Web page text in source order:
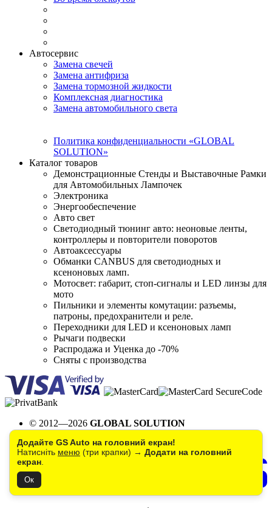
Додайте GS Auto на головний екран!
Натисніть меню (три крапки) → Додати на головний
екран
Ок
Автосервис
Замена свечей
Замена антифриза
Замена тормозной жидкости
Комплексная диагностика
Замена автомобильного света
Политика конфиденциальности «GLOBAL
SOLUTION»
Каталог товаров
Демонстрационные Стенды и Выставочные Рамки
для Автомобильных Лампочек
Электроника
Энергообеспечение
Авто свет
Светодиодный тюнинг авто: неоновые ленты,
контроллеры и повторители поворотов
Автоаксессуары
Обманки CANBUS для светодиодных и
ксеноновых ламп.
Мотосвет: габарит, стоп-сигналы и LED линзы для
мото
Пильники и элементы комутации: разъемы,
патроны, предохранители и реле.
Переходники для LED и ксеноновых ламп
Рычаги подвески
Распродажа и Уценка до -70%
Сняты с производства
© 2012—2026 GLOBAL SOLUTION
и техническая поддержка